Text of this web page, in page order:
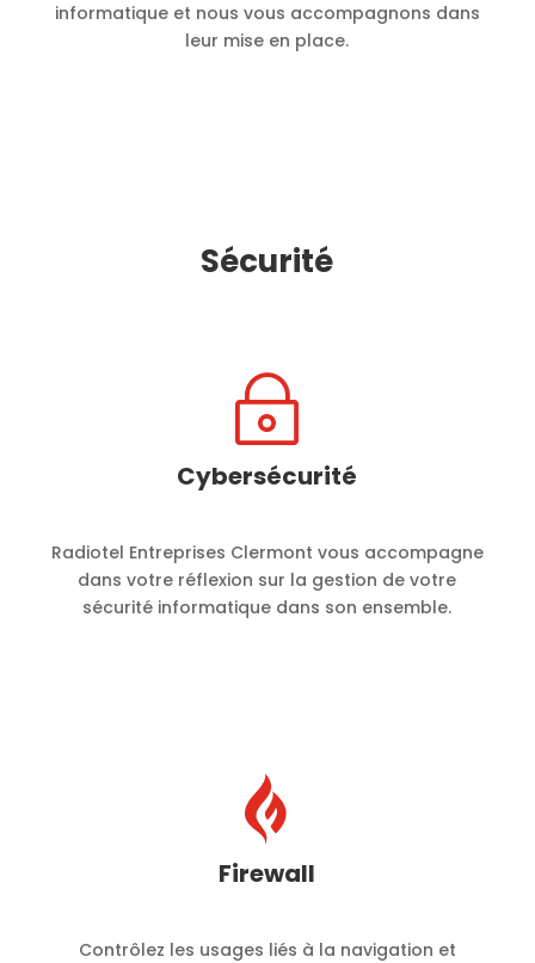
informatique et nous vous accompagnons dans
leur mise en place.
Sécurité
~
Cybersécurité
Radiotel Entreprises Clermont vous accompagne
dans votre réflexion sur la gestion de votre
sécurité informatique dans son ensemble.

Firewall
Contrôlez les usages liés à la navigation et